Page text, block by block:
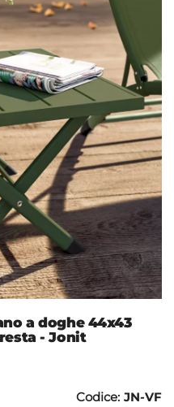
a doghe 44x43
- Jonit
Codice: JN-VF